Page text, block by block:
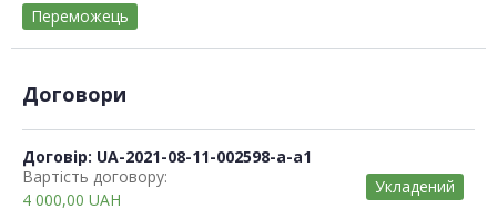
Переможець
Договори
Договір: UA-2021-08-11-002598-a-a1
Вартість договору:
4 000,00 UAH
Укладений